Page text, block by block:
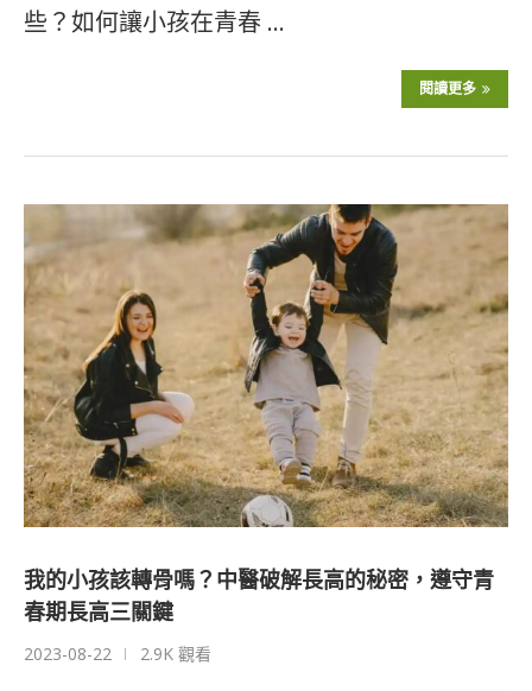
些？如何讓小孩在青春 …
閱讀更多
我的小孩該轉骨嗎？中醫破解長高的秘密，遵守青
春期長高三關鍵
2023-08-22 2.9K 觀看